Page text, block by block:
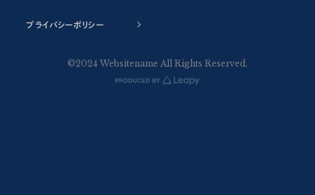
プライバシーポリシー
©2024 Websitename All Rights Reserved.